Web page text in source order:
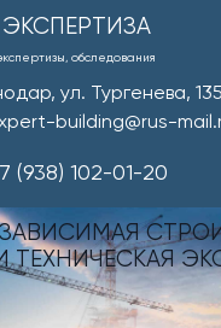
обследования
ул. Тургенева, 135
building@rus-
(938) 102-01-20
ТЕХНИЧЕСКАЯ